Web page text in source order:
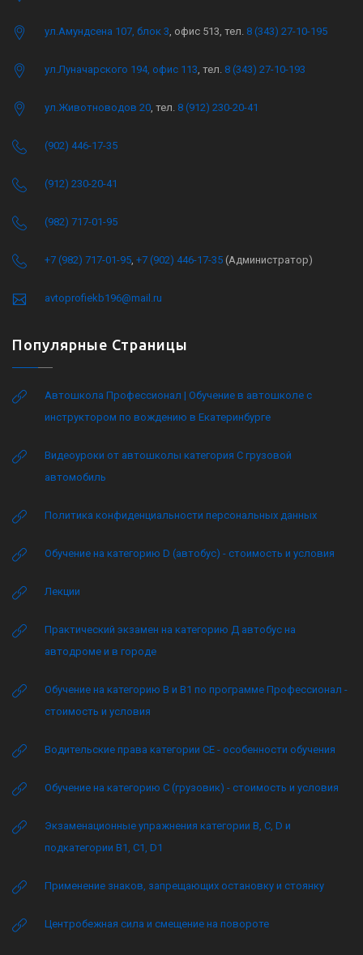
ул.Амундсена 107, блок 3, офис 513, тел. 8 (343) 27-10-195
ул.Луначарского 194, офис 113, тел. 8 (343) 27-10-193
ул.Животноводов 20, тел. 8 (912) 230-20-41
(902) 446-17-35
(912) 230-20-41
(982) 717-01-95
+7 (982) 717-01-95, +7 (902) 446-17-35 (Администратор)
avtoprofiekb196@mail.ru
Популярные Страницы
Автошкола Профессионал | Обучение в автошколе с
инструктором по вождению в Екатеринбурге
Видеоуроки от автошколы категория C грузовой
автомобиль
Политика конфиденциальности персональных данных
Обучение на категорию D (автобус) - стоимость и условия
Лекции
Практический экзамен на категорию Д автобус на
автодроме и в городе
Обучение на категорию B и B1 по программе Профессионал -
стоимость и условия
Водительские права категории CE - особенности обучения
Обучение на категорию C (грузовик) - стоимость и условия
Экзаменационные упражнения категории B, C, D и
подкатегории B1, C1, D1
Применение знаков, запрещающих остановку и стоянку
Центробежная сила и смещение на повороте